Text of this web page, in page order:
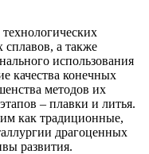
а также
использования
качества конечных
методов их
– плавки и литья.
как традиционные,
драгоценных
развития.